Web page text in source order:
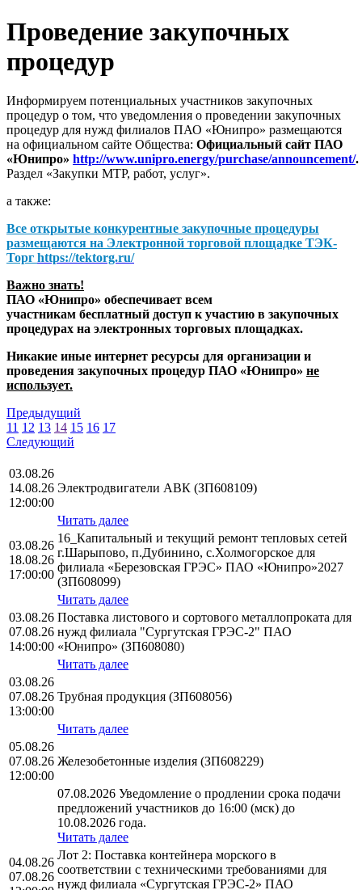
Проведение закупочных
процедур
Информируем потенциальных участников закупочных
процедур о том, что уведомления о проведении закупочных
процедур для нужд филиалов ПАО «Юнипро» размещаются
на официальном сайте Общества: Официальный сайт ПАО
«Юнипро» http://www.unipro.energy/purchase/announcement/.
Раздел «Закупки МТР, работ, услуг».
а также:
Все открытые конкурентные закупочные процедуры
размещаются на Электронной торговой площадке ТЭК-
Торг https://tektorg.ru/
Важно знать!
ПАО «Юнипро» обеспечивает всем
участникам бесплатный доступ к участию в закупочных
процедурах на электронных торговых площадках.
Никакие иные интернет ресурсы для организации и
проведения закупочных процедур ПАО «Юнипро» не
использует.
Предыдущий
11 12 13 14 15 16 17
Следующий
03.08.26
14.08.26
12:00:00
Электродвигатели АВК (ЗП608109)
Читать далее
03.08.26
18.08.26
17:00:00
16_Капитальный и текущий ремонт тепловых сетей
г.Шарыпово, п.Дубинино, с.Холмогорское для
филиала «Березовская ГРЭС» ПАО «Юнипро»2027
(ЗП608099)
Читать далее
03.08.26
07.08.26
14:00:00
Поставка листового и сортового металлопроката для
нужд филиала "Сургутская ГРЭС-2" ПАО
«Юнипро» (ЗП608080)
Читать далее
03.08.26
07.08.26
13:00:00
Трубная продукция (ЗП608056)
Читать далее
05.08.26
07.08.26
12:00:00
Железобетонные изделия (ЗП608229)
07.08.2026 Уведомление о продлении срока подачи
предложений участников до 16:00 (мск) до
10.08.2026 года.
Читать далее
04.08.26
07.08.26
Лот 2: Поставка контейнера морского в
соответствии с техническими требованиями для
нужд филиала «Сургутская ГРЭС-2» ПАО